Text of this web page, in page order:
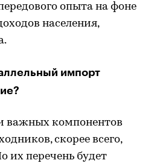
опыта на фоне
населения,
импорт
важных компонентов
скорее всего,
их перечень будет